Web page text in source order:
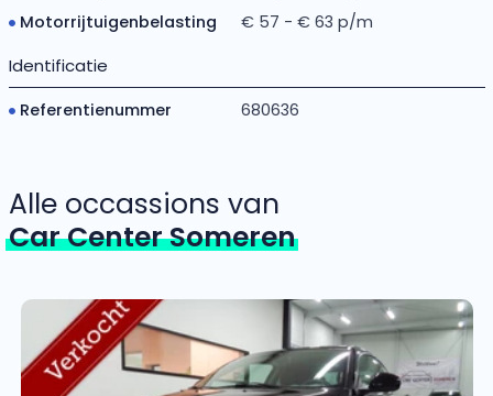
Motorrijtuigenbelasting
€ 57 - € 63 p/m
Identificatie
Referentienummer 680636
Alle occassions van
Car Center Someren